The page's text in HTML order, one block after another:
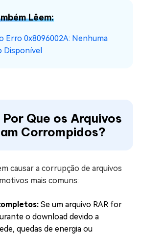
Lêem:
Erro 0x8096002A: Nenhuma
Disponível
Que os Arquivos
Corrompidos?
causar a corrupção de arquivos
mais comuns:
Se um arquivo RAR for
o download devido a
quedas de energia ou